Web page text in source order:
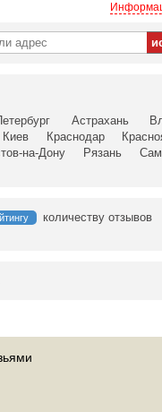
Астрахань
Киев Краснодар
на-Дону Рязань
количеству отзывов